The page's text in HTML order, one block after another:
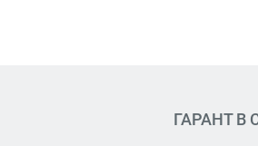
ГАРАНТ В